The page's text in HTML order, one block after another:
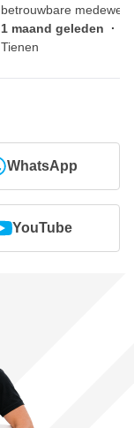
betrouwbare
1 maand geleden ·
Tienen
WhatsApp
YouTube